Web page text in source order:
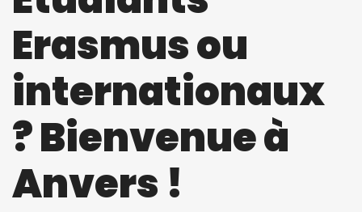
Erasmus ou
internationaux
? Bienvenue à
Anvers !